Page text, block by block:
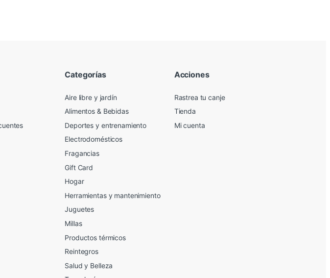
Categorías
Aire libre y jardín
Alimentos & Bebidas
Deportes y entrenamiento
Electrodomésticos
Fragancias
Gift Card
Hogar
Herramientas y mantenimiento
Juguetes
Millas
Productos térmicos
Reintegros
Salud y Belleza
Acciones
Rastrea tu canje
Tienda
Mi cuenta